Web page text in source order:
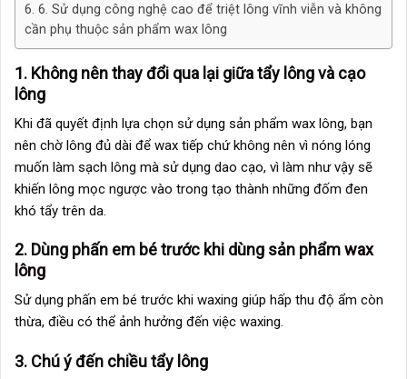
6. Sử dụng công nghệ cao để triệt lông vĩnh viễn và không
cần phụ thuộc sản phẩm wax lông
1. Không nên thay đổi qua lại giữa tẩy lông và cạo
lông
Khi đã quyết định lựa chọn sử dụng sản phẩm wax lông, bạn
nên chờ lông đủ dài để wax tiếp chứ không nên vì nóng lóng
muốn làm sạch lông mà sử dụng dao cạo, vì làm như vậy sẽ
khiến lông mọc ngược vào trong tạo thành những đốm đen
khó tẩy trên da.
2. Dùng phấn em bé trước khi dùng sản phẩmwax
lông
Sử dụng phấn em bé trước khi waxing giúp hấp thu độ ẩm còn
thừa, điều có thể ảnh hưởng đến việc waxing.
3. Chú ý đến chiều tẩy lông